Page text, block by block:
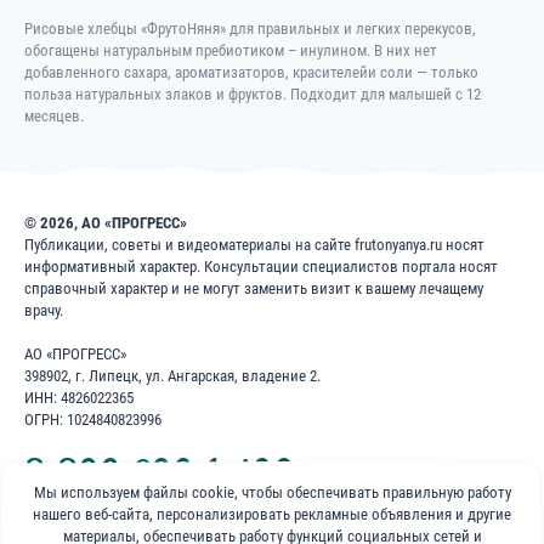
Полезный перекус Выбрать всё
Вода
Новинка ФрутоКидс
Гипоаллергенный
Перед сном
Рисовые хлебцы «ФрутоНяня» для правильных и легких перекусов,
обогащены натуральным пребиотиком – инулином. В них нет
добавленного сахара, ароматизаторов, красителейи соли — только
польза натуральных злаков и фруктов. Подходит для малышей с 12
месяцев.
© 2026, АО «ПРОГРЕСС»
Публикации, советы и видеоматериалы на сайте frutonyanya.ru носят
информативный характер. Консультации специалистов портала носят
справочный характер и не могут заменить визит к вашему лечащему
врачу.
АО «ПРОГРЕСС»
398902, г. Липецк, ул. Ангарская, владение 2.
ИНН: 4826022365
ОГРН: 1024840823996
8 800 200 1 400
Бесплатно для звонков по России
Мы используем файлы cookie, чтобы обеспечивать правильную работу
нашего веб-сайта, персонализировать рекламные объявления и другие
материалы, обеспечивать работу функций социальных сетей и